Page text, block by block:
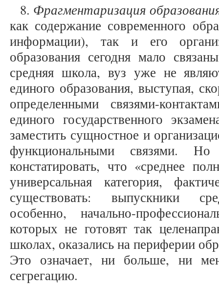
8. Фрагментаризация
как содержание современного
информации), так и его
образования сегодня мало
средняя школа, вуз уже не
единого образования, выступая,
определенными связями-
единого государственного
заместить сущностное и
функциональными связями.
констатировать, что «среднее
универсальная категория,
существовать: выпускники
особенно, начально-
которых не готовят так
школах, оказались на периферии
Это означает, ни больше, ни
сегрегацию.